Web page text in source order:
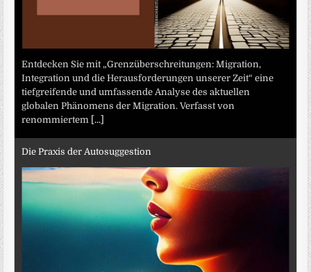
Entdecken Sie mit „Grenzüberschreitungen: Migration,
Integration und die Herausforderungen unserer Zeit“ eine
tiefgreifende und umfassende Analyse des aktuellen
globalen Phänomens der Migration. Verfasst von
renommiertem [...]
Die Praxis der Autosuggestion